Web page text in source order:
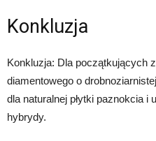
Konkluzja
Konkluzja: Dla początkujących
diamentowego o
dla naturalnej płytki paznokcia
hybrydy.